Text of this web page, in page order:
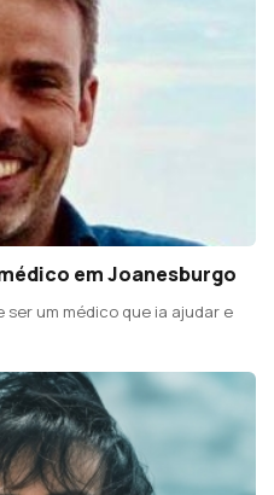
em Joanesburgo
um médico que ia ajudar e